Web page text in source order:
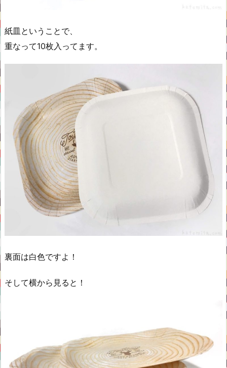
紙皿ということで、
重なって10枚入ってます。
裏面は白色ですよ！
そして横から見ると！